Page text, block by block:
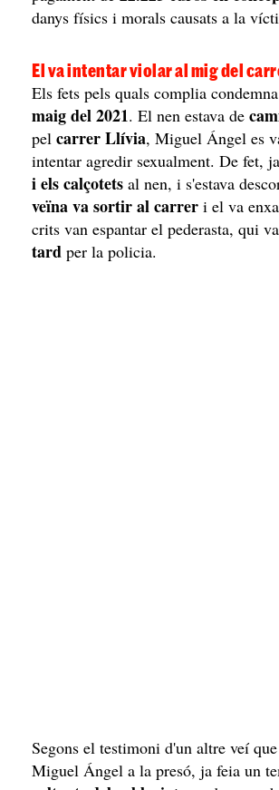
danys físics i morals causats a la
El va intentar violar al mig del
Els fets pels quals complia
maig del 2021. El nen estava de
pelcarrer Llívia, Miguel Ángel es
intentar agredir sexualment. De fet,
i els calçotetsal nen, i s'estava
veïna va sortir al carrer i el va
crits van espantar el pederasta, qui
tard per la policia.
Segons el testimoni d'un altre veí
Miguel Ángel a la presó, ja feia un